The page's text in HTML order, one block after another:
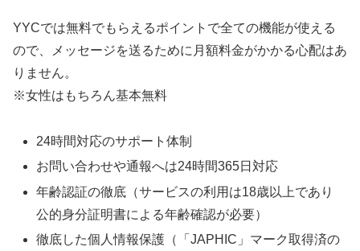
YYCでは無料でもらえるポイントで全ての機能が使える
ので、メッセージを送るために月額料金がかかる心配はあ
りません。
※女性はもちろん基本無料
24時間対応のサポート体制
お問い合わせや通報へは24時間365日対応
年齢認証の徹底（サービスの利用は18歳以上であり
公的身分証明書による年齢確認が必要）
徹底した個人情報保護（「JAPHIC」マーク取得済の